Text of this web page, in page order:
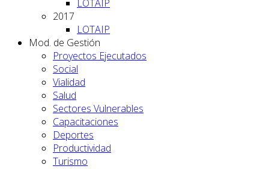
LOTAIP
2017
LOTAIP
Mod. de Gestión
Proyectos Ejecutados
Social
Vialidad
Salud
Sectores Vulnerables
Capacitaciones
Deportes
Productividad
Turismo